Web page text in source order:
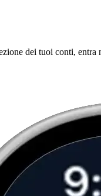
dei tuoi conti,